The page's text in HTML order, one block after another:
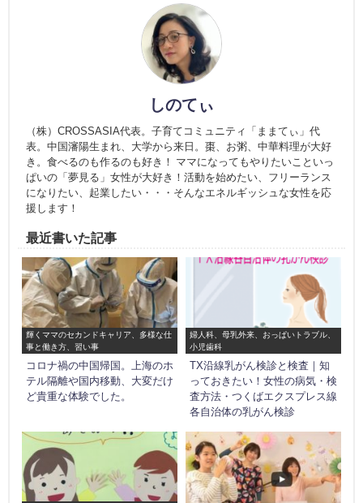
しのてぃ
（株）CROSSASIA代表。子育てコミュニティ「ままてぃ」代
表。中国瀋陽生まれ、大学から来日。棗、お粥、中華料理が大好
き。食べるのも作るのも好き！ ママになってもやりたいこといっ
ぱいの「夢見る」女性が大好き！活動を始めたい、フリーランス
になりたい、起業したい・・・そんなエネルギッシュな女性を応
援します！
最近書いた記事
輝くママのセカンドキャリア、多様な仕
事と働き方、習い事
コロナ禍の中国帰国。上海のホ
テル隔離や国内移動、大変だけ
ど貴重な体験でした。
婦人科、母乳外来、おっぱいトラブル、
小児歯科
TX沿線乳がん検診と検査｜知
っておきたい！女性の病気・検
査方法・つくばエクスプレス線
各自治体の乳がん検診